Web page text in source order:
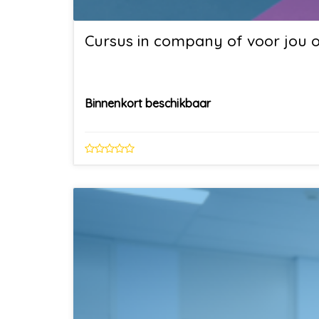
Cursus in company of voor jou
Binnenkort beschikbaar